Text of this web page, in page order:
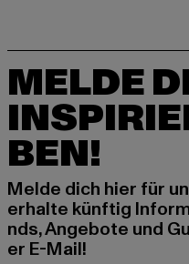
MELDE
BEN!
Melde dich hier für
erhalte künftig
nds, Angebote und
er E-Mail!